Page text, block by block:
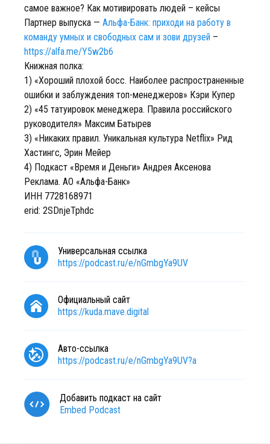
самое важное? Как мотивировать людей – кейсы
Партнер выпуска — Альфа-Банк: приходи на работу в
команду умных и свободных сам и зови друзей –
https://alfa.me/Y5w2b6
Книжная полка:
1) «Хороший плохой босс. Наиболее распространенные
ошибки и заблуждения топ-менеджеров» Кэри Купер
2) «45 татуировок менеджера. Правила российского
руководителя» Максим Батырев
3) «Никаких правил. Уникальная культура Netflix» Рид
Хастингс, Эрин Мейер
4) Подкаст «Время и Деньги» Андрея Аксенова
Реклама. АО «Альфа-Банк»
ИНН 7728168971
erid: 2SDnjeTphdc
Универсальная ссылка
https://podcast.ru/e/nGmbgYa9UV
Официальный сайт
https://kuda.mave.digital
Авто-ссылка
https://podcast.ru/e/nGmbgYa9UV?a
Добавить подкаст на сайт
Embed Podcast